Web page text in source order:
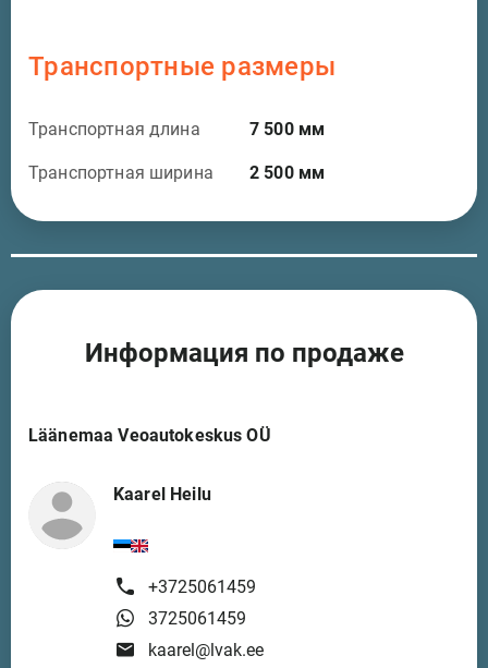
Транспортные размеры
Транспортная длина 7 500 мм
Транспортная ширина 2 500 мм
Информация по продаже
Läänemaa Veoautokeskus OÜ
Kaarel Heilu
+3725061459
3725061459
kaarel@lvak.ee